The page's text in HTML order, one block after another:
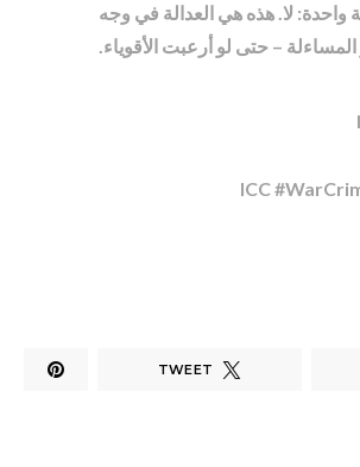
واحدة: لا. هذه هي العدالة في وجه
المساءلة – حتى لو أرعبت الأقوياء.
TWEET